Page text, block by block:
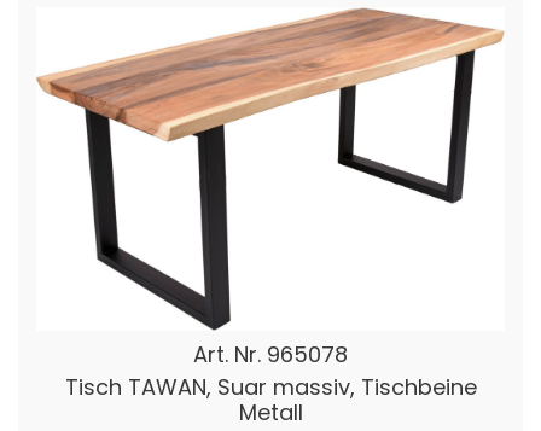
Art. Nr. 965078
Tisch TAWAN, Suar massiv, Tischbeine
Metall